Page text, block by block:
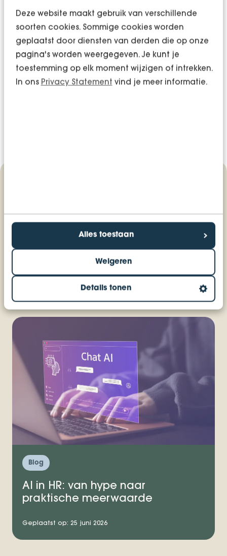
Deze website maakt gebruik van verschillende
soorten cookies. Sommige cookies worden
geplaatst door diensten van derden die op onze
pagina's worden weergegeven. Je kunt je
toestemming op elk moment wijzigen of intrekken.
In ons Privacy Statement vind je meer informatie.
Alles toestaan
Weigeren
Details tonen
Dianne Postma
06 - 288 328 00
personeelszaken?
Plan een kennismaking in!
Blog
AI in HR: van hype naar
praktische meerwaarde
Geplaatst op: 25 juni 2026